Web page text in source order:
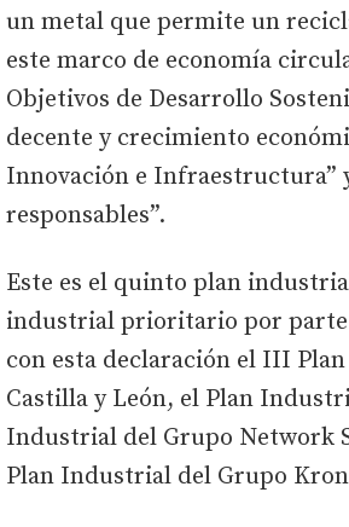
un metal que permite un
este marco de economía
Objetivos de Desarrollo
decente y crecimiento
Innovación e Infraestructura”
responsables”.
Este es el quinto plan
industrial prioritario por parte
con esta declaración el III
Castilla y León, el Plan
Industrial del Grupo Network
Plan Industrial del Grupo